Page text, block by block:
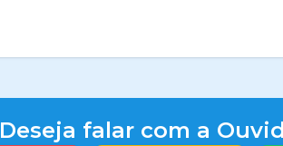
Deseja falar com a